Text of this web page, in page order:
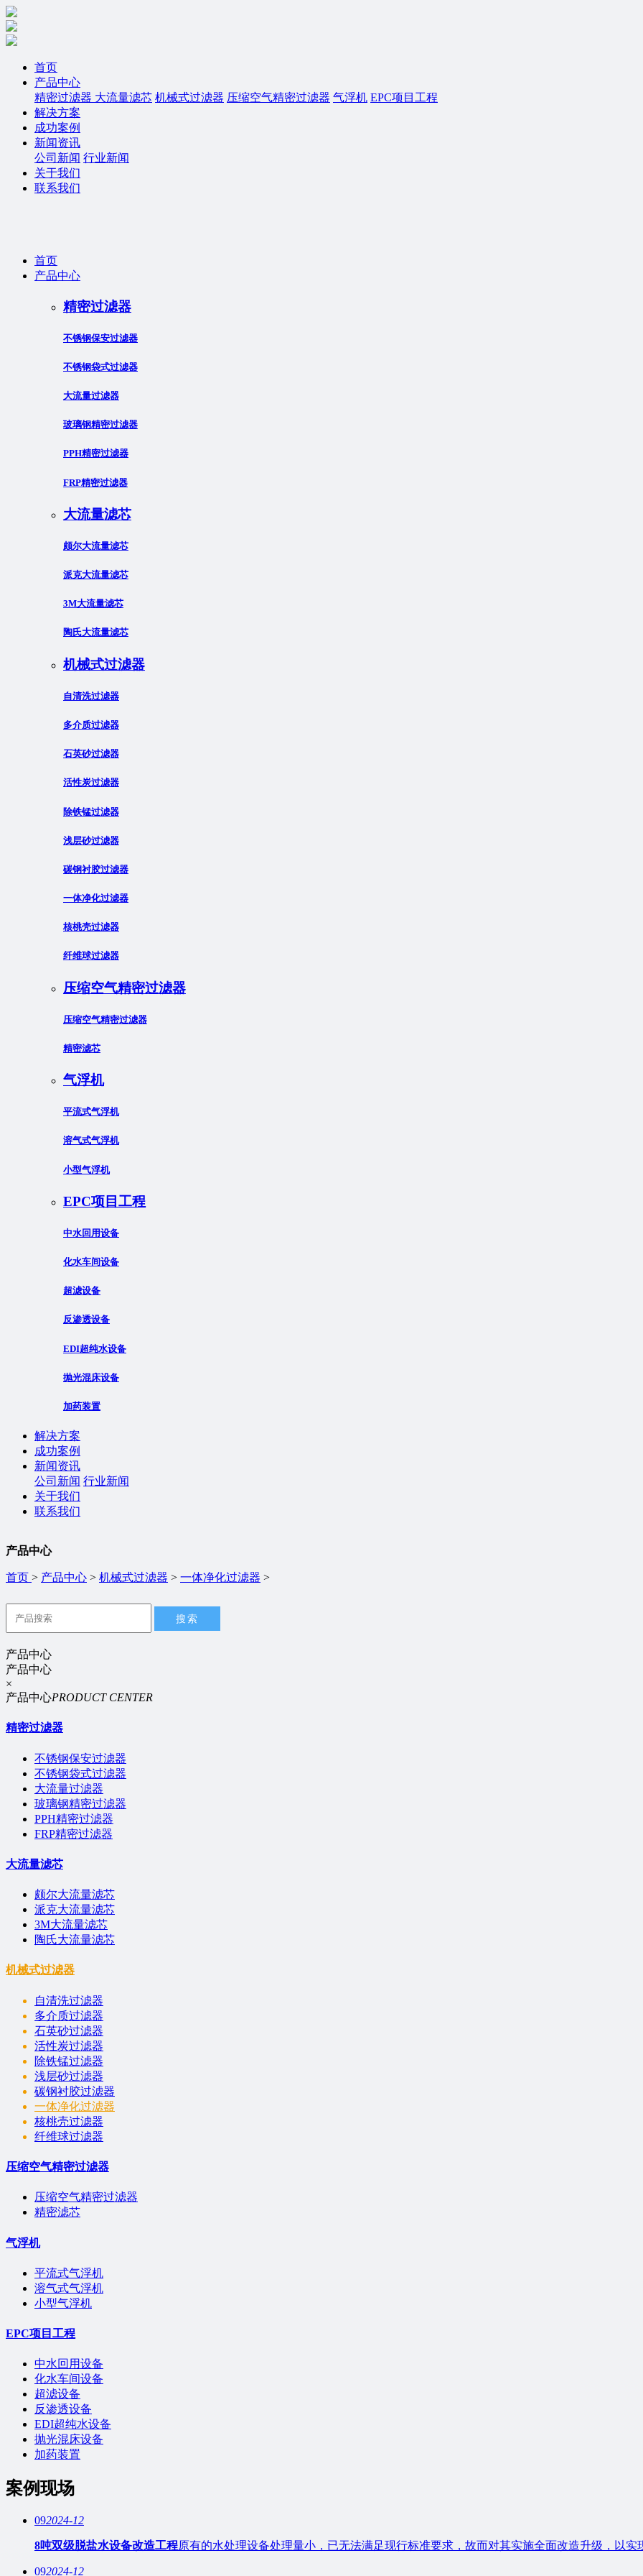
首页
产品中心
精密过滤器 大流量滤芯 机械式过滤器 压缩空气精密过滤器 气浮机 EPC项目工程
解决方案
成功案例
新闻资讯
公司新闻 行业新闻
关于我们
联系我们
首页
产品中心
精密过滤器
不锈钢保安过滤器
不锈钢袋式过滤器
大流量过滤器
玻璃钢精密过滤器
PPH精密过滤器
FRP精密过滤器
大流量滤芯
颇尔大流量滤芯
派克大流量滤芯
3M大流量滤芯
陶氏大流量滤芯
机械式过滤器
自清洗过滤器
多介质过滤器
石英砂过滤器
活性炭过滤器
除铁锰过滤器
浅层砂过滤器
碳钢衬胶过滤器
一体净化过滤器
核桃壳过滤器
纤维球过滤器
压缩空气精密过滤器
压缩空气精密过滤器
精密滤芯
气浮机
平流式气浮机
溶气式气浮机
小型气浮机
EPC项目工程
中水回用设备
化水车间设备
超滤设备
反渗透设备
EDI超纯水设备
抛光混床设备
加药装置
解决方案
成功案例
新闻资讯
公司新闻 行业新闻
关于我们
联系我们
产品中心
首页 > 产品中心 > 机械式过滤器 > 一体净化过滤器 >
搜索
产品中心
产品中心
×
产品中心PRODUCT CENTER
精密过滤器
不锈钢保安过滤器
不锈钢袋式过滤器
大流量过滤器
玻璃钢精密过滤器
PPH精密过滤器
FRP精密过滤器
大流量滤芯
颇尔大流量滤芯
派克大流量滤芯
3M大流量滤芯
陶氏大流量滤芯
机械式过滤器
自清洗过滤器
多介质过滤器
石英砂过滤器
活性炭过滤器
除铁锰过滤器
浅层砂过滤器
碳钢衬胶过滤器
一体净化过滤器
核桃壳过滤器
纤维球过滤器
压缩空气精密过滤器
压缩空气精密过滤器
精密滤芯
气浮机
平流式气浮机
溶气式气浮机
小型气浮机
EPC项目工程
中水回用设备
化水车间设备
超滤设备
反渗透设备
EDI超纯水设备
抛光混床设备
加药装置
案例现场
092024-12
8吨双级脱盐水设备改造工程原有的水处理设备处理量小，已无法满足现行标准要求，故而对其实施全面改造升级，以
092024-12